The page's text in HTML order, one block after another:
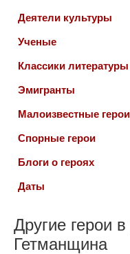
Деятели культуры
Ученые
Классики литературы
Эмигранты
Малоизвестные герои
Спорные герои
Блоги о героях
Даты
Другие герои
Гетманщина